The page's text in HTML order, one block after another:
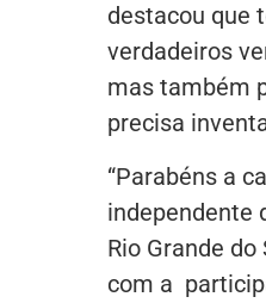
destacou que
verdadeiros
mas também
precisa
“Parabéns a
independente
Rio Grande
com a